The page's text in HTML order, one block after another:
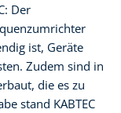
Der
ist, Geräte
Zudem sind in
die es zu
stand KABTEC